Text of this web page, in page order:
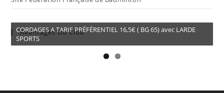
Avantages Du Club
CORDAGES A TARIF PRÉFÉRENTIEL 16,5€ ( BG 65) avec LARDE
SPORTS